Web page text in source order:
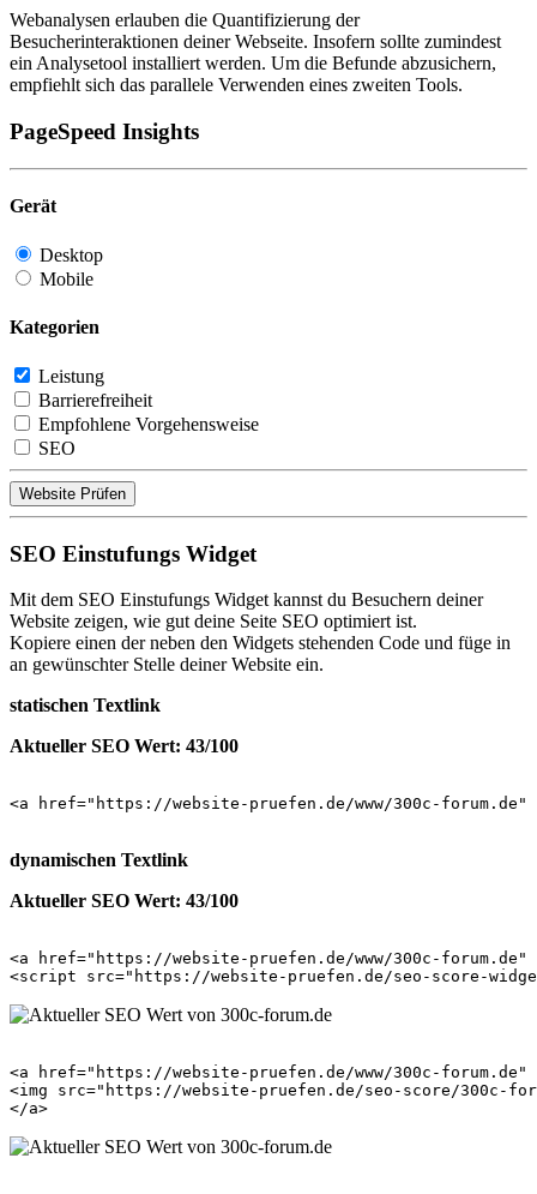
Webanalysen erlauben die Quantifizierung der
Besucherinteraktionen deiner Webseite. Insofern sollte zumindest
ein Analysetool installiert werden. Um die Befunde abzusichern,
empfiehlt sich das parallele Verwenden eines zweiten Tools.
PageSpeed Insights
Gerät
Desktop
Mobile
Kategorien
Leistung
Barrierefreiheit
Empfohlene Vorgehensweise
SEO
Website Prüfen
SEO Einstufungs Widget
Mit dem SEO Einstufungs Widget kannst du Besuchern deiner
Website zeigen, wie gut deine Seite SEO optimiert ist.
Kopiere einen der neben den Widgets stehenden Code und füge in
an gewünschter Stelle deiner Website ein.
statischen Textlink
Aktueller SEO Wert: 43/100
<a href="https://website-pruefen.de/www/300c-
dynamischen Textlink
Aktueller SEO Wert: 43/100
<a href="https://website-pruefen.de/www/300c-
<a href="https://website-pruefen.de/www/300c-
<img src="https://website-pruefen.de/seo-score/300c-